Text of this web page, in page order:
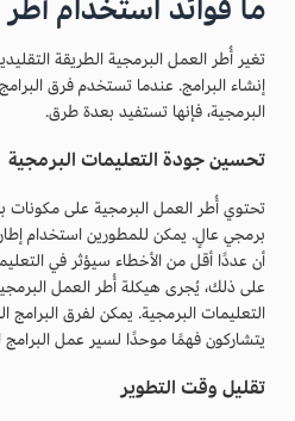
ما فوائد استخدام
تغير أُطر العمل البرمجية الطريقة
إنشاء البرامج. عندما تستخدم فرق
البرمجية، فإنها تستفيد بعدة طرق.
تحسين جودة التعليمات البرمجية
تحتوي أُطر العمل البرمجية على مكونات
برمجي عالٍ. يمكن للمطورين استخدام
أن عددًا أقل من الأخطاء سيؤثر في
على ذلك، يُجرى هيكلة أُطر العمل
التعليمات البرمجية. يمكن لفرق البرامج
يتشاركون فهمًا موحدًا لسير عمل
تقليل وقت التطوير